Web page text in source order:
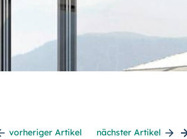
vorheriger Artikel nächster Artikel